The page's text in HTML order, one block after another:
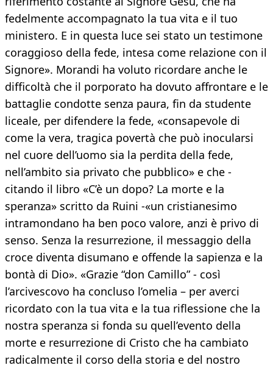
fedelmente accompagnato la tua vita e il tuo
ministero. E in questa luce sei stato un testimone
coraggioso della fede, intesa come relazione con il
Signore». Morandi ha voluto ricordare anche le
difficoltà che il porporato ha dovuto affrontare e le
battaglie condotte senza paura, fin da studente
liceale, per difendere la fede, «consapevole di
come la vera, tragica povertà che può inocularsi
nel cuore dell’uomo sia la perdita della fede,
nell’ambito sia privato che pubblico» e che -
citando il libro «C’è un dopo? La morte e la
speranza» scritto da Ruini -«un cristianesimo
intramondano ha ben poco valore, anzi è privo di
senso. Senza la resurrezione, il messaggio della
croce diventa disumano e offende la sapienza e la
bontà di Dio». «Grazie “don Camillo” - così
l’arcivescovo ha concluso l’omelia – per averci
ricordato con la tua vita e la tua riflessione che la
nostra speranza si fonda su quell’evento della
morte e resurrezione di Cristo che ha cambiato
radicalmente il corso della storia e del nostro